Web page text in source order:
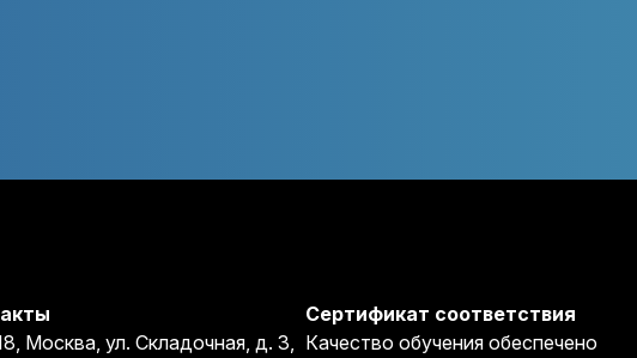
Москва, ул. Складочная, д. 3,
Сертификат соответствия
Качество обучения обеспечено